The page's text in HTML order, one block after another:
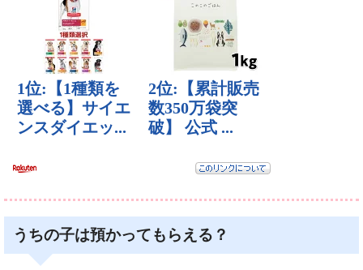
うちの子は預かってもらえる？